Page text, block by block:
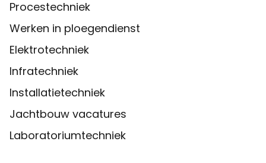
Procestechniek
Werken in ploegendienst
Elektrotechniek
Infratechniek
Installatietechniek
Jachtbouw vacatures
Laboratoriumtechniek